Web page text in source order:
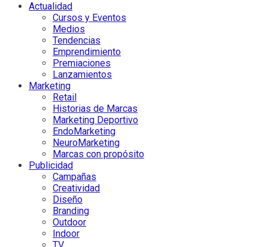
Actualidad
Cursos y Eventos
Medios
Tendencias
Emprendimiento
Premiaciones
Lanzamientos
Marketing
Retail
Historias de Marcas
Marketing Deportivo
EndoMarketing
NeuroMarketing
Marcas con propósito
Publicidad
Campañas
Creatividad
Diseño
Branding
Outdoor
Indoor